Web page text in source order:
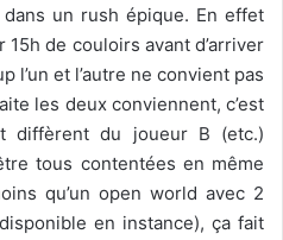
un rush épique. En effet
15h de couloirs avant d’arriver
l’un et l’autre ne convient pas
les deux conviennent, c’est
diffèrent du joueur B (etc.)
tous contentées en même
qu’un open world avec 2
en instance), ça fait